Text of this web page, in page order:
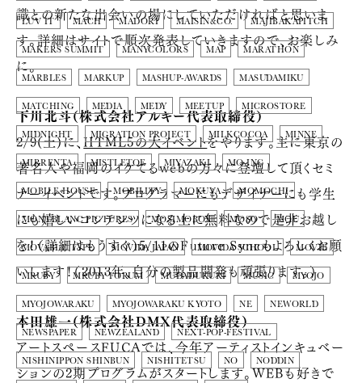
LUV IT MACH MADORI MAISIN&CO. MAJIBAKAPITCH
MAKERS SUMMIT MANYCOLORS MAP MARATHON
MARBLES MARKUP MASHUP-AWARDS MASUDAMIKU
MATCHING MEDIA MEDY MEETUP MICROSTORE
MIDNIGHT MIGRATION PROJECT MILKCOCOA MINNE
MIRRENTA MISTLETOE MIYAZAKI MO-INC
MOBILE HOUSE MOBILITY MOKUVA MOMOCHI
MONTBLANC PICTURES MOSIMOBOX MOSO MOU
MOVABLE TYPE MOVIDA JAPAN MOVIDA SCHOOL MOVIE
MRUBY MRUBY FORUM MUDADUKURI MUSIC MYOJO
MYOJOWARAKU MYOJOWARAKU KYOTO NE NEWORLD
NEWSPAPER NEWZEALAND NEXT-POP-FESTIVAL
NISHINIPPON SHINBUN NISHITETSU NO NODDIN
識との新たな出会いの場にしていただければと思いま
す。詳細はサイトで順次発表していきますので、お楽しみ
に。
下川北斗（株式会社アルキー代表取締役）
2/9(土)に、HTML5の大イベントをやります。主に東京の
著名人や福岡のイケてるwebの方々に登壇して頂くセミ
ナーイベントです。プログラマーにもデザイナーにも学生
にも嬉しいコンテンツになる上に無料なので是非お越し
を！（詳細はもうすぐ）5/11のFuture Syncもよろしくお願
いします！（2013年、自分の製品開発も頑張ります。）
本田雄一（株式会社DMX代表取締役）
アートスペースFUCAでは、今年アーティストインキュベー
ションの2期プログラムがスタートします。WEBも好きで